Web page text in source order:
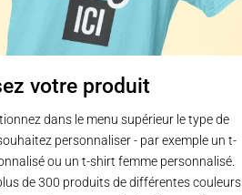
votre produit
dans le menu supérieur le type de
personnaliser - par exemple un t-
ou un t-shirt femme personnalisé.
de 300 produits de différentes couleurs